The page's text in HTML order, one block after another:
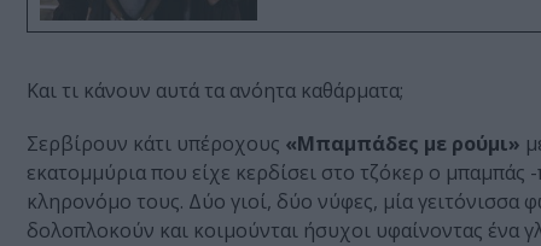
Και τι κάνουν αυτά τα ανόητα καθάρματα;
Σερβίρουν κάτι υπέροχους «Μπαμπάδες με ρούμι»
εκατομμύρια που είχε κερδίσει στο τζόκερ ο
κληρονόμο τους. Δύο γιοί, δύο νύφες, μία γειτόνισσα
δολοπλοκούν και κοιμούνται ήσυχοι υφαίνοντας ένα